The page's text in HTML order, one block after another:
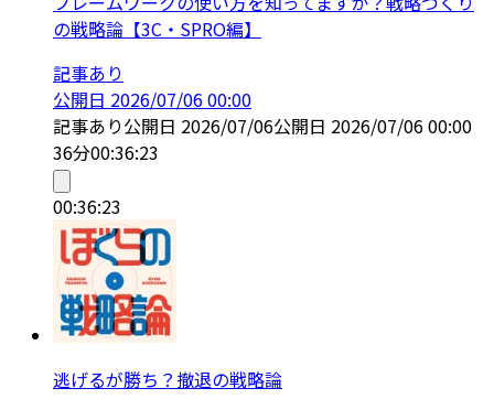
の戦略論【3C・SPRO編】
記事あり
公開日 2026/07/06 00:00
記事あり公開日 2026/07/06公開日 2026/07/06 00:00
36分00:36:23
00:36:23
逃げるが勝ち？撤退の戦略論